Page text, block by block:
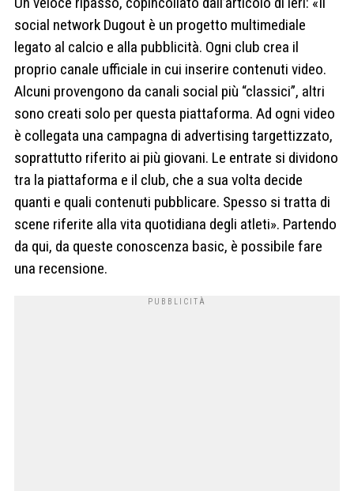
social network Dugout è un progetto multimediale
legato al calcio e alla pubblicità. Ogni club crea il
proprio canale ufficiale in cui inserire contenuti video.
Alcuni provengono da canali social più “classici”, altri
sono creati solo per questa piattaforma. Ad ogni video
è collegata una campagna di advertising targettizzato,
soprattutto riferito ai più giovani. Le entrate si dividono
tra la piattaforma e il club, che a sua volta decide
quanti e quali contenuti pubblicare. Spesso si tratta di
scene riferite alla vita quotidiana degli atleti». Partendo
da qui, da queste conoscenza basic, è possibile fare
una recensione.